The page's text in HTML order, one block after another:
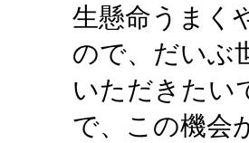
生懸命うまく
ので、だいぶ
いただきたい
で、この機会